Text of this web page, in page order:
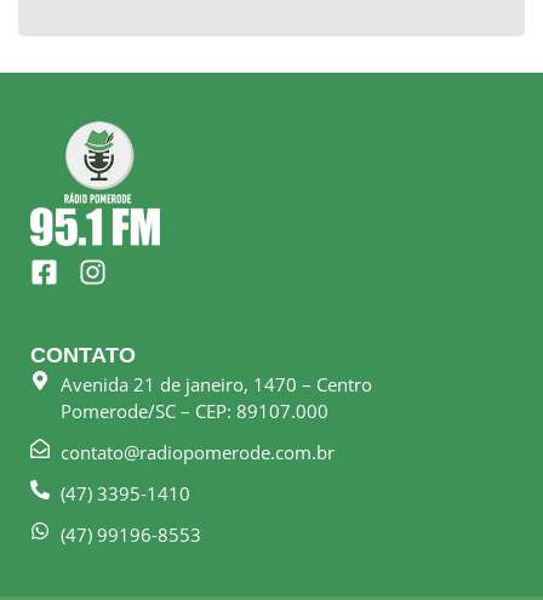
F
a
e
b
o
k
s
q
a
I
n
t
a
g
r
a
m
CONTATO
Avenida 21 de janeiro, 1470 – Centro
Pomerode/SC – CEP: 89107.000
contato@radiopomerode.com.br
(47) 3395-1410
(47) 99196-8553